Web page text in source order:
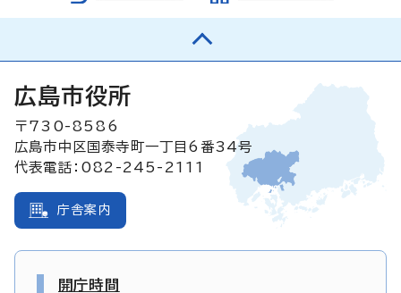
広島市役所
〒730-8586
広島市中区国泰寺町一丁目6番34号
代表電話：082-245-2111
庁舎案内
開庁時間